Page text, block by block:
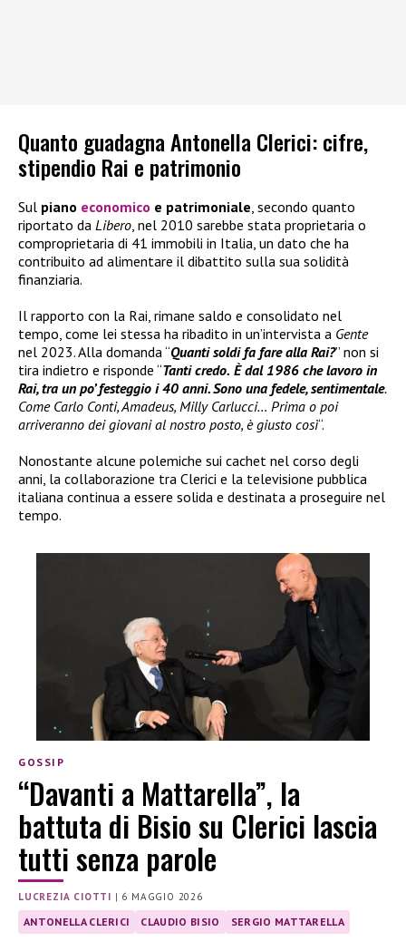
Quanto guadagna Antonella Clerici: cifre,
stipendio Rai e patrimonio
Sul piano economico e patrimoniale, secondo quanto
riportato da Libero, nel 2010 sarebbe stata proprietaria o
comproprietaria di 41 immobili in Italia, un dato che ha
contribuito ad alimentare il dibattito sulla sua solidità
finanziaria.
Il rapporto con la Rai, rimane saldo e consolidato nel
tempo, come lei stessa ha ribadito in un’intervista a Gente
nel 2023. Alla domanda “Quanti soldi fa fare alla Rai?” non si
tira indietro e risponde “Tanti credo. È dal 1986 che lavoro in
Rai, tra un po’ festeggio i 40 anni. Sono una fedele, sentimentale.
Come Carlo Conti, Amadeus, Milly Carlucci… Prima o poi
arriveranno dei giovani al nostro posto, è giusto così“.
Nonostante alcune polemiche sui cachet nel corso degli
anni, la collaborazione tra Clerici e la televisione pubblica
italiana continua a essere solida e destinata a proseguire nel
tempo.
GOSSIP
“Davanti a Mattarella”, la
battuta di Bisio su Clerici lascia
tutti senza parole
LUCREZIA CIOTTI | 6 MAGGIO 2026
ANTONELLA CLERICI CLAUDIO BISIO SERGIO MATTARELLA